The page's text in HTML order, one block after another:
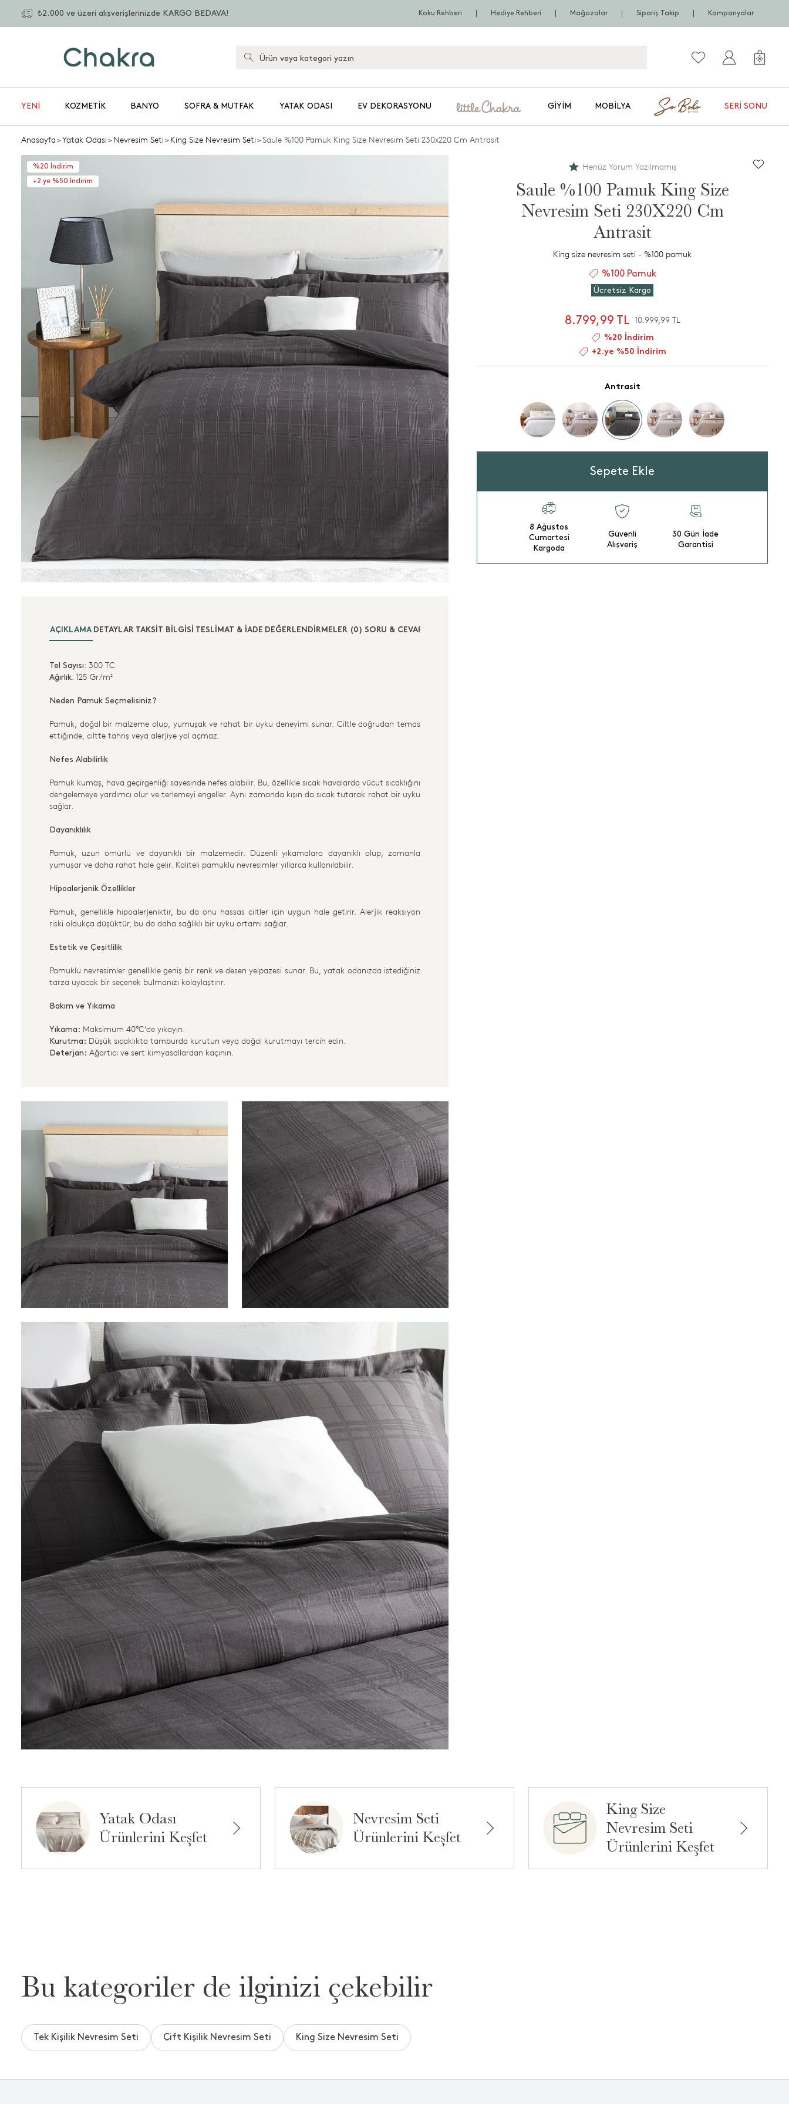
₺2.000 ve üzeri alışverişlerinizde KARGO BEDAVA! Koku Rehberi Hediye Rehberi Mağazalar Sipariş Takip Kampanyalar
YENİ KOZMETIK BANYO SOFRA & MUTFAK YATAK ODASI EV DEKORASYONU GIYIM MOBILYA SERI SONU
Anasayfa>Yatak Odası>Nevresim Seti>King Size Nevresim Seti>Saule %100 Pamuk King Size Nevresim Seti 230x220 Cm Antrasit
%20 İndirim
+2.ye %50 İndirim
AÇIKLAMA DETAYLAR TAKSIT BILGISI TESLIMAT & İADE DEĞERLENDİRMELER (0) SORU & CEVAP (0)
Tel Sayısı: 300 TC
Ağırlık: 125 Gr/m²
Neden Pamuk Seçmelisiniz?
Pamuk, doğal bir malzeme olup, yumuşak ve rahat bir uyku deneyimi sunar. Ciltle doğrudan temas
ettiğinde, ciltte tahriş veya alerjiye yol açmaz.
Nefes Alabilirlik
Pamuk kumaş, hava geçirgenliği sayesinde nefes alabilir. Bu, özellikle sıcak havalarda vücut sıcaklığını
dengelemeye yardımcı olur ve terlemeyi engeller. Aynı zamanda kışın da sıcak tutarak rahat bir uyku
sağlar.
Dayanıklılık
Pamuk, uzun ömürlü ve dayanıklı bir malzemedir. Düzenli yıkamalara dayanıklı olup, zamanla
yumuşar ve daha rahat hale gelir. Kaliteli pamuklu nevresimler yıllarca kullanılabilir.
Hipoalerjenik Özellikler
Pamuk, genellikle hipoalerjeniktir, bu da onu hassas ciltler için uygun hale getirir. Alerjik reaksiyon
riski oldukça düşüktür, bu da daha sağlıklı bir uyku ortamı sağlar.
Estetik ve Çeşitlilik
Pamuklu nevresimler genellikle geniş bir renk ve desen yelpazesi sunar. Bu, yatak odanızda istediğiniz
tarza uyacak bir seçenek bulmanızı kolaylaştırır.
Bakım ve Yıkama
Yıkama: Maksimum 40°C’de yıkayın.
Kurutma: Düşük sıcaklıkta tamburda kurutun veya doğal kurutmayı tercih edin.
Deterjan: Ağartıcı ve sert kimyasallardan kaçının.
Henüz Yorum Yazılmamış
Saule %100 Pamuk King Size
Nevresim Seti 230X220 Cm
Antrasit
King size nevresim seti - %100 pamuk
%100 Pamuk
Ücretsiz Kargo
8.799,99 TL 10.999,99 TL
%20 İndirim
+2.ye %50 İndirim
Antrasit
Sepete Ekle
8 Ağustos
Cumartesi
Kargoda
Güvenli
Alışveriş
30 Gün İade
Garantisi
Yatak Odası
Ürünlerini Keşfet
Nevresim Seti
Ürünlerini Keşfet
King Size
Nevresim Seti
Ürünlerini Keşfet
Bu kategoriler de ilginizi çekebilir
Tek Kişilik Nevresim Seti Çift Kişilik Nevresim Seti King Size Nevresim Seti